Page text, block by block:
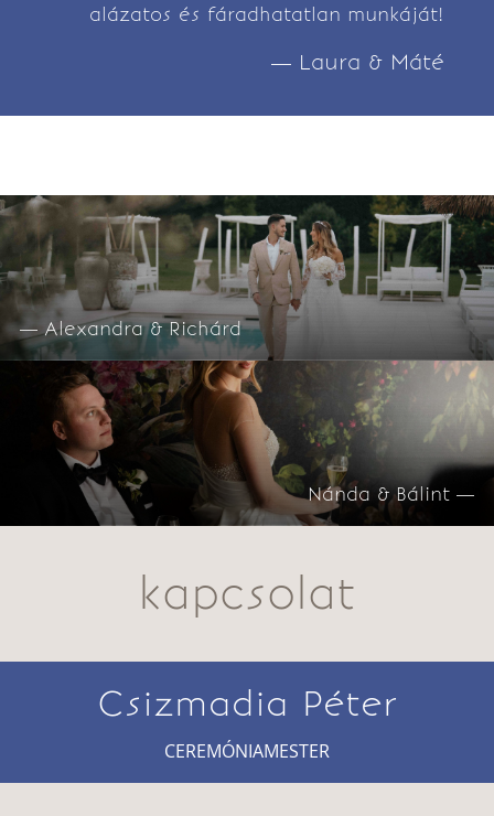
alázatos és fáradhatatlan munkáját!
— Laura & Máté
— Alexandra & Richárd
Nánda & Bálint —
kapcsolat
Csizmadia Péter
CEREMÓNIAMESTER